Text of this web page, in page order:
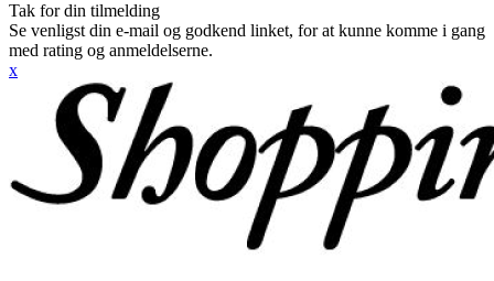
Tak for din tilmelding
Se venligst din e-mail og godkend linket, for at kunne komme i gang
med rating og anmeldelserne.
x